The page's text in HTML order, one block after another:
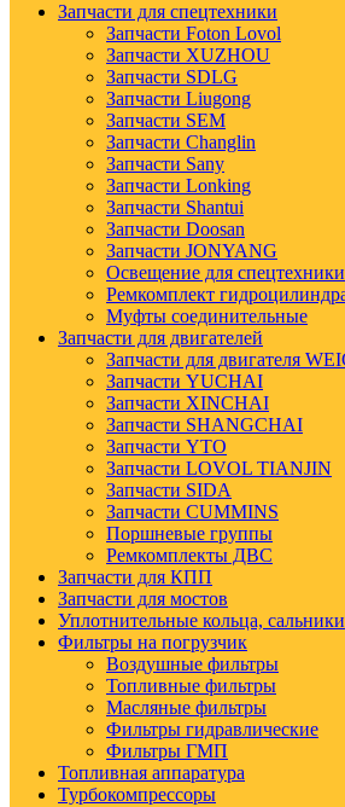
Запчасти для спецтехники
Запчасти Foton Lovol
Запчасти XUZHOU
Запчасти SDLG
Запчасти Liugong
Запчасти SEM
Запчасти Changlin
Запчасти Sany
Запчасти Lonking
Запчасти Shantui
Запчасти Doosan
Запчасти JONYANG
Освещение для спецтехники
Ремкомплект
Муфты соединительные
Запчасти для двигателей
Запчасти для двигателя
Запчасти YUCHAI
Запчасти XINCHAI
Запчасти SHANGCHAI
Запчасти YTO
Запчасти LOVOL TIANJIN
Запчасти SIDA
Запчасти CUMMINS
Поршневые группы
Ремкомплекты ДВС
Запчасти для КПП
Запчасти для мостов
Уплотнительные кольца, сальники
Фильтры на погрузчик
Воздушные фильтры
Топливные фильтры
Масляные фильтры
Фильтры гидравлические
Фильтры ГМП
Топливная аппаратура
Турбокомпрессоры